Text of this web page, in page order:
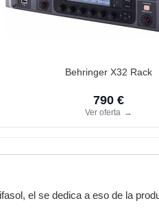
Behringer X32 Rack
790 €
Ver oferta →
el se dedica a eso de la